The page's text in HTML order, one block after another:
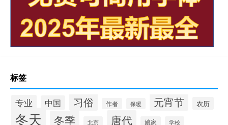
标签
专业 中国 习俗 作者 保暖 元宵节 农历
冬天 冬季 北京 唐代 娘家 学校